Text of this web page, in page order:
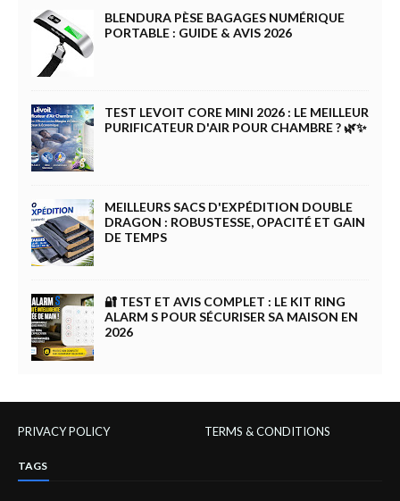
BLENDURA PÈSE BAGAGES NUMÉRIQUE
PORTABLE : GUIDE & AVIS 2026
TEST LEVOIT CORE MINI 2026 : LE MEILLEUR
PURIFICATEUR D'AIR POUR CHAMBRE ? 🌿✨
MEILLEURS SACS D'EXPÉDITION DOUBLE
DRAGON : ROBUSTESSE, OPACITÉ ET GAIN
DE TEMPS
🔐 TEST ET AVIS COMPLET : LE KIT RING
ALARM S POUR SÉCURISER SA MAISON EN
2026
PRIVACY POLICY TERMS & CONDITIONS
TAGS